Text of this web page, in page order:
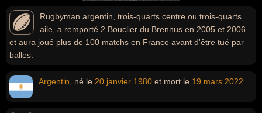
Rugbyman argentin, trois-quarts centre ou trois-quarts
aile, a remporté 2 Bouclier du Brennus en 2005 et 2006
et aura joué plus de 100 matchs en France avant d'être tué par
balles.
Argentin , né le 20 janvier 1980 et mort le 19 mars 2022